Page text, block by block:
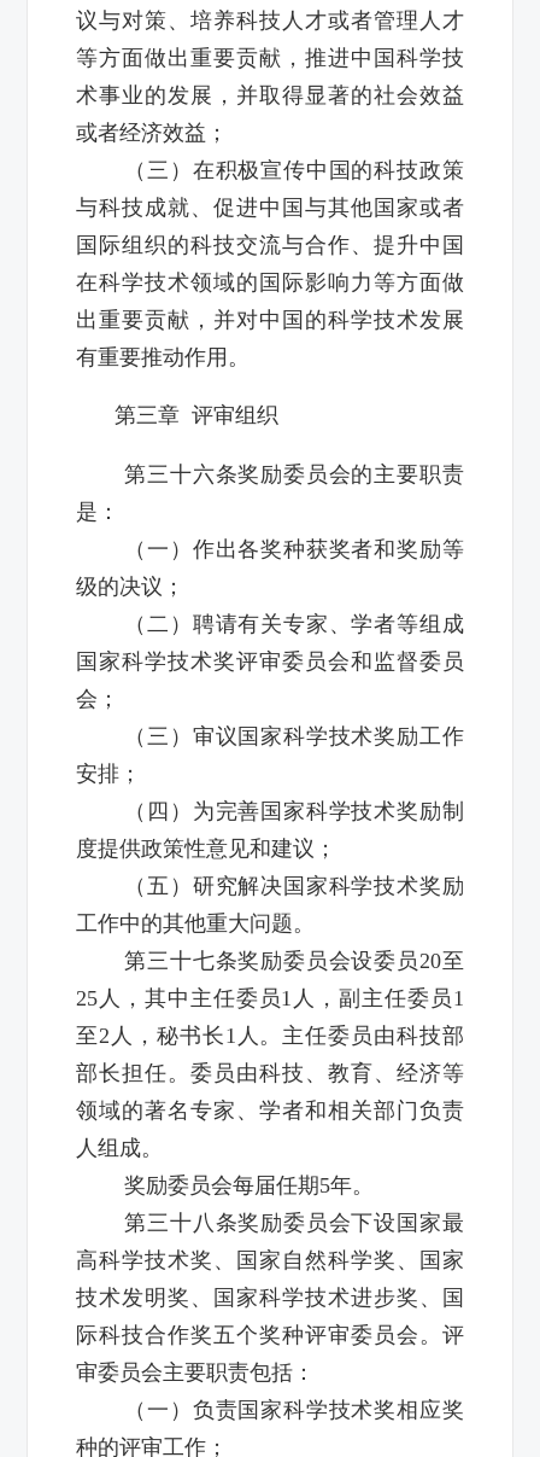
议与对策、培养科技人才或者管理人才
等方面做出重要贡献，推进中国科学技
术事业的发展，并取得显著的社会效益
或者经济效益；
（三）在积极宣传中国的科技政策
与科技成就、促进中国与其他国家或者
国际组织的科技交流与合作、提升中国
在科学技术领域的国际影响力等方面做
出重要贡献，并对中国的科学技术发展
有重要推动作用。
第三章 评审组织
第三十六条奖励委员会的主要职责
是：
（一）作出各奖种获奖者和奖励等
级的决议；
（二）聘请有关专家、学者等组成
国家科学技术奖评审委员会和监督委员
会；
（三）审议国家科学技术奖励工作
安排；
（四）为完善国家科学技术奖励制
度提供政策性意见和建议；
（五）研究解决国家科学技术奖励
工作中的其他重大问题。
第三十七条奖励委员会设委员20至
25人，其中主任委员1人，副主任委员1
至2人，秘书长1人。主任委员由科技部
部长担任。委员由科技、教育、经济等
领域的著名专家、学者和相关部门负责
人组成。
奖励委员会每届任期5年。
第三十八条奖励委员会下设国家最
高科学技术奖、国家自然科学奖、国家
技术发明奖、国家科学技术进步奖、国
际科技合作奖五个奖种评审委员会。评
审委员会主要职责包括：
（一）负责国家科学技术奖相应奖
种的评审工作；